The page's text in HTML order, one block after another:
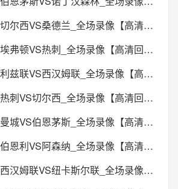
2026年05月24日 切尔西VS桑德兰_全场录像【高清回放】
2026年05月24日 埃弗顿VS热刺_全场录像【高清回放】
2026年05月24日 利兹联VS西汉姆联_全场录像【高清回放】
2026年05月20日 热刺VS切尔西_全场录像【高清回放】
2026年05月20日 曼城VS伯恩茅斯_全场录像【高清回放】
2026年05月19日 伯恩利VS阿森纳_全场录像【高清回放】
2026年05月18日 西汉姆联VS纽卡斯尔联_全场录像【高清回放】